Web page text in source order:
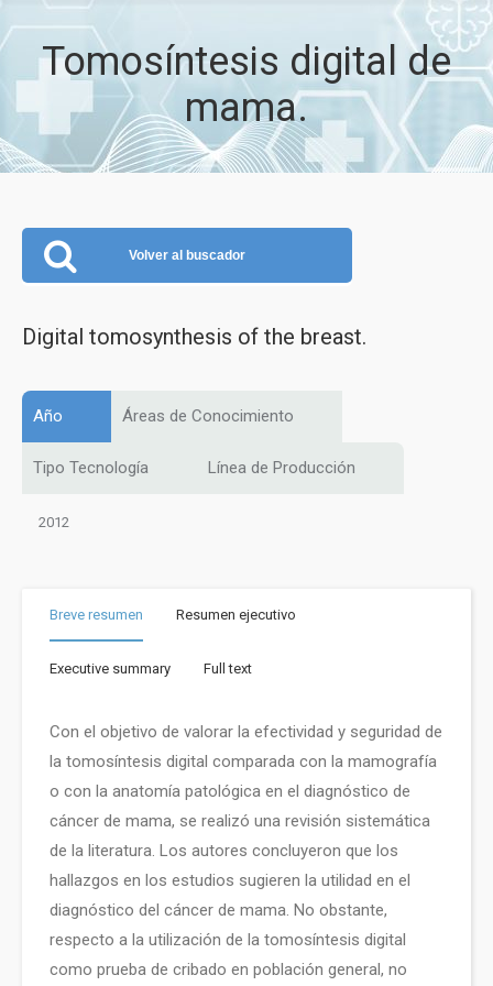
Tomosíntesis digital de
mama.
Volver al buscador
Digital tomosynthesis of the breast.
Año Áreas de Conocimiento
Tipo Tecnología Línea de Producción
2012
Breve resumen Resumen ejecutivo
Executive summary Full text
Con el objetivo de valorar la efectividad y seguridad de
la tomosíntesis digital comparada con la mamografía
o con la anatomía patológica en el diagnóstico de
cáncer de mama, se realizó una revisión sistemática
de la literatura. Los autores concluyeron que los
hallazgos en los estudios sugieren la utilidad en el
diagnóstico del cáncer de mama. No obstante,
respecto a la utilización de la tomosíntesis digital
como prueba de cribado en población general, no